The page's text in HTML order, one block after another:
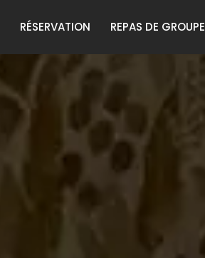
RÉSERVATION REPAS DE GROUPE